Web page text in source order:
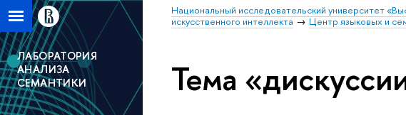
Национальный исследовательский университет
искусственного интеллекта
Центр языковых и
ЛАБОРАТОРИЯ
АНАЛИЗА
СЕМАНТИКИ
Тема